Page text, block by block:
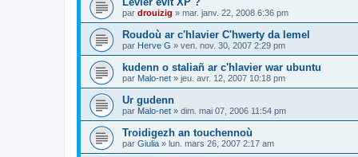
par drouizig » mar. janv. 22, 2008 6:36 pm
Roudoù ar c'hlavier C'hwerty da lemel
par Herve G » ven. nov. 30, 2007 2:29 pm
kudenn o staliañ ar c'hlavier war ubuntu
par Malo-net » jeu. avr. 12, 2007 10:18 pm
Ur gudenn
par Malo-net » dim. mai 07, 2006 11:54 pm
Troidigezh an touchennoù
par Giulia » lun. mars 26, 2007 2:17 am